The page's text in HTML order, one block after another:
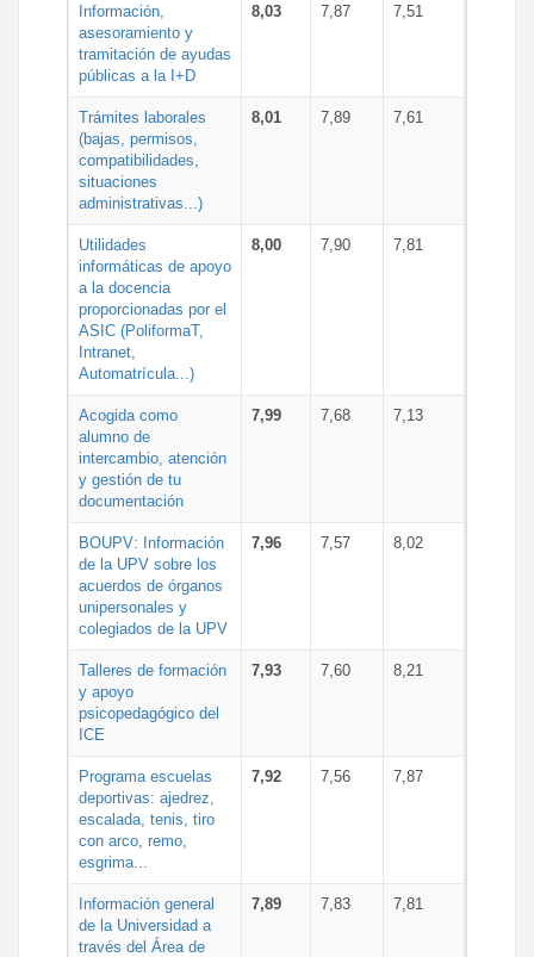
Información,
asesoramiento y
tramitación de ayudas
públicas a la I+D
8,03 7,87 7,51
Trámites laborales
(bajas, permisos,
compatibilidades,
situaciones
administrativas...)
8,01 7,89 7,61
Utilidades
informáticas de apoyo
a la docencia
proporcionadas por el
ASIC (PoliformaT,
Intranet,
Automatrícula...)
8,00 7,90 7,81
Acogida como
alumno de
intercambio, atención
y gestión de tu
documentación
7,99 7,68 7,13
BOUPV: Información
de la UPV sobre los
acuerdos de órganos
unipersonales y
colegiados de la UPV
7,96 7,57 8,02
Talleres de formación
y apoyo
psicopedagógico del
ICE
7,93 7,60 8,21
Programa escuelas
deportivas: ajedrez,
escalada, tenis, tiro
con arco, remo,
esgrima...
7,92 7,56 7,87
Información general
de la Universidad a
través del Área de
7,89 7,83 7,81